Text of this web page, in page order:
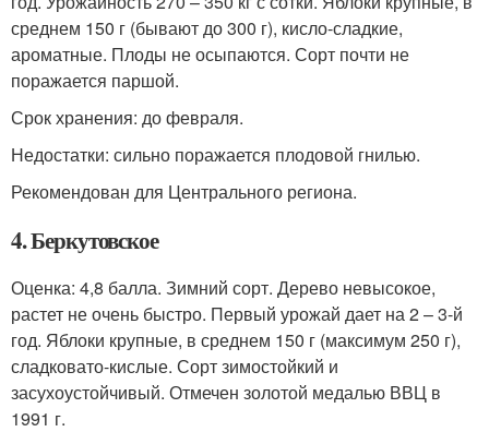
среднем 150 г (бывают до 300 г), кисло-сладкие,
ароматные. Плоды не осыпаются. Сорт почти не
поражается паршой.
Срок хранения: до февраля.
Недостатки: сильно поражается плодовой гнилью.
Рекомендован для Центрального региона.
4. Беркутовское
Оценка: 4,8 балла. Зимний сорт. Дерево невысокое,
растет не очень быстро. Первый урожай дает на 2 – 3-й
год. Яблоки крупные, в среднем 150 г (максимум 250 г),
сладковато-кислые. Сорт зимостойкий и
засухоустойчивый. Отмечен золотой медалью ВВЦ в
1991 г.